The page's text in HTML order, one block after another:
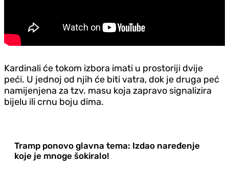
Kardinali će tokom izbora imati u prostoriji dvije
peći. U jednoj od njih će biti vatra, dok je druga peć
namijenjena za tzv. masu koja zapravo signalizira
bijelu ili crnu boju dima.
Tramp ponovo glavna tema: Izdao naređenje
koje je mnoge šokiralo!